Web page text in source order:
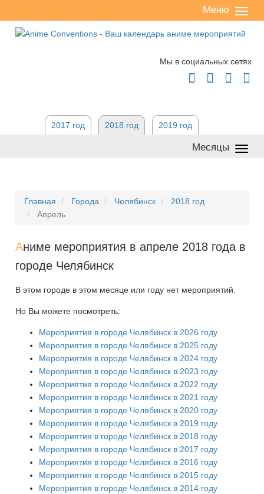
Меню
Мы в социальных сетях
   
2017 год 2018 год 2019 год
Месяцы
Главная Города Челябинск
2018 год
Апрель
Аниме мероприятия в апреле 2018 года в
городе Челябинск
В этом городе в этом месяце или году нет мероприятий.
Но Вы можете посмотреть:
Мероприятия в городе Челябинск в 2026 году
Мероприятия в городе Челябинск в 2025 году
Мероприятия в городе Челябинск в 2024 году
Мероприятия в городе Челябинск в 2023 году
Мероприятия в городе Челябинск в 2022 году
Мероприятия в городе Челябинск в 2021 году
Мероприятия в городе Челябинск в 2020 году
Мероприятия в городе Челябинск в 2019 году
Мероприятия в городе Челябинск в 2018 году
Мероприятия в городе Челябинск в 2017 году
Мероприятия в городе Челябинск в 2016 году
Мероприятия в городе Челябинск в 2015 году
Мероприятия в городе Челябинск в 2014 году